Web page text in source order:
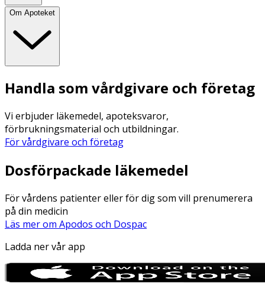
Om Apoteket
Handla som vårdgivare och företag
Vi erbjuder läkemedel, apoteksvaror,
förbrukningsmaterial och utbildningar.
För vårdgivare och företag
Dosförpackade läkemedel
För vårdens patienter eller för dig som vill prenumerera
på din medicin
Läs mer om Apodos och Dospac
Ladda ner vår app